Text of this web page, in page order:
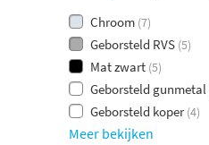
Chroom (7)
Geborsteld RVS (5)
Mat zwart (5)
Geborsteld gunmetal
Geborsteld koper(4)
Meer bekijken